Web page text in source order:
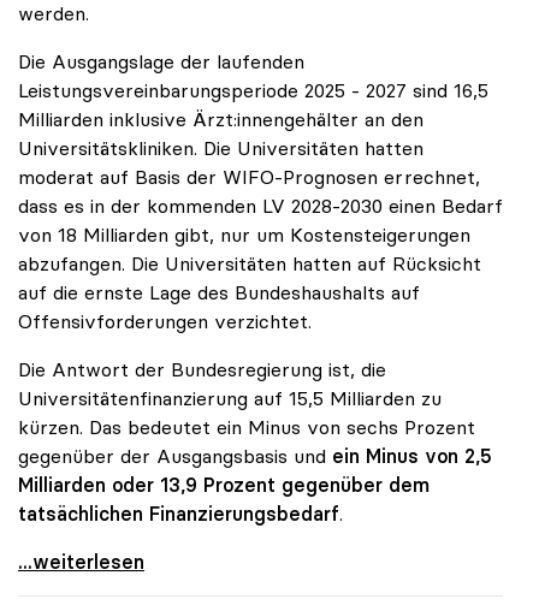
werden.
Die Ausgangslage der laufenden
Leistungsvereinbarungsperiode 2025 - 2027 sind 16,5
Milliarden inklusive Ärzt:innengehälter an den
Universitätskliniken. Die Universitäten hatten
moderat auf Basis der WIFO-Prognosen errechnet,
dass es in der kommenden LV 2028-2030 einen Bedarf
von 18 Milliarden gibt, nur um Kostensteigerungen
abzufangen. Die Universitäten hatten auf Rücksicht
auf die ernste Lage des Bundeshaushalts auf
Offensivforderungen verzichtet.
Die Antwort der Bundesregierung ist, die
Universitätenfinanzierung auf 15,5 Milliarden zu
kürzen. Das bedeutet ein Minus von sechs Prozent
gegenüber der Ausgangsbasis und ein Minus von 2,5
Milliarden oder 13,9 Prozent gegenüber dem
tatsächlichen Finanzierungsbedarf.
\"Österreich ist für die heimischen Universitäten
...weiterlesen